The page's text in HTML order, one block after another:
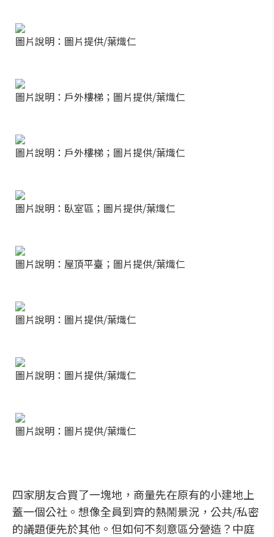
圖片說明：圖片提供/葉熾仁
圖片說明：戶外樓梯；圖片提供/葉熾仁
圖片說明：戶外樓梯；圖片提供/葉熾仁
圖片說明：臥室區；圖片提供/葉熾仁
圖片說明：屋頂平臺；圖片提供/葉熾仁
圖片說明：圖片提供/葉熾仁
圖片說明：圖片提供/葉熾仁
圖片說明：圖片提供/葉熾仁
四家朋友合買了一塊地，商量先在原有的小建地上
蓋一個公社。想像全員到齊的熱鬧景況，公共/私密
的議題便先於其他。但如何不刻意區分營造？中庭